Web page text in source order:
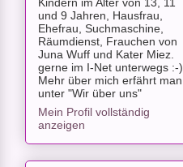
Kindern im Alter von 13, 11
und 9 Jahren, Hausfrau,
Ehefrau, Suchmaschine,
Räumdienst, Frauchen von
Juna Wuff und Kater Miez.
gerne im I-Net unterwegs :-)
Mehr über mich erfährt man
unter "Wir über uns"
Mein Profil vollständig
anzeigen